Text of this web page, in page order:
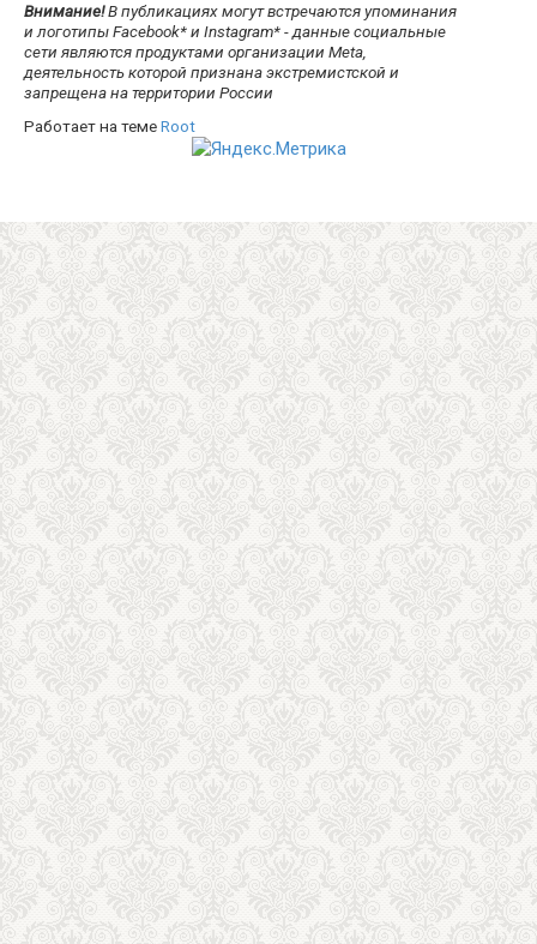
Внимание!В публикациях могут встречаются упоминания
и логотипы Facebook* и Instagram* - данные социальные
сети являются продуктами организации Meta,
деятельность которой признана экстремистской и
запрещена на территории России
Работает на темеRoot